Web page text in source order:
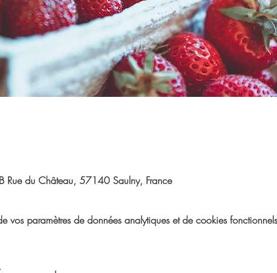
Rue du Château, 57140 Saulny, France
paramètres de données analytiques et de cookies